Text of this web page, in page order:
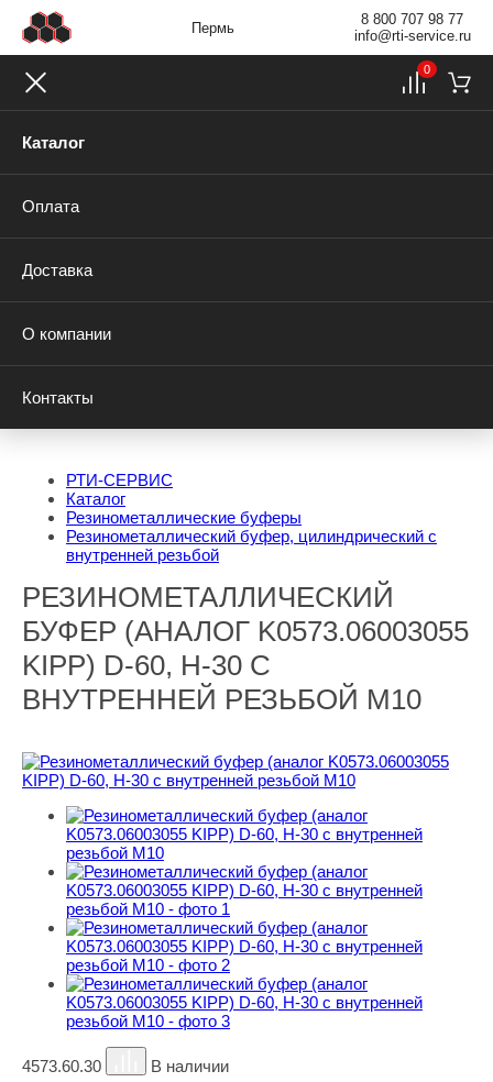
Пермь
8 800 707 98 77
info@rti-service.ru
Каталог
Оплата
Доставка
О компании
Контакты
0
РТИ-СЕРВИС
Каталог
Резинометаллические буферы
Резинометаллический буфер, цилиндрический с
внутренней резьбой
РЕЗИНОМЕТАЛЛИЧЕСКИЙ
БУФЕР (АНАЛОГ K0573.06003055
KIPP) D-60, H-30 С
ВНУТРЕННЕЙ РЕЗЬБОЙ M10
4573.60.30
В наличии